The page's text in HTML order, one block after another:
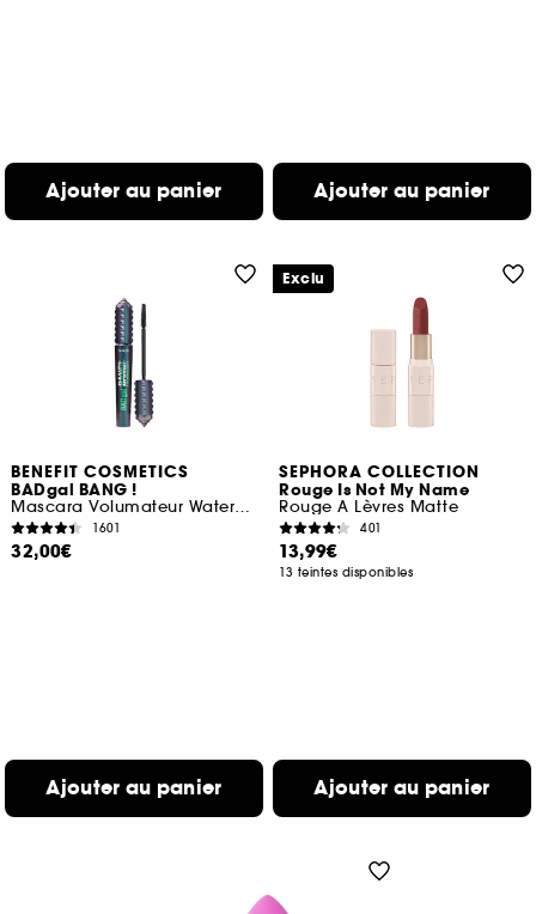
Ajouter au panier Ajouter au panier
BENEFIT COSMETICS
BADgal BANG !
Mascara Volumateur Waterproof
1601
32,00€
Ajouter au panier
SEPHORA COLLECTION
Rouge Is Not My Name
Rouge A Lèvres Matte
401
13,99€
13 teintes disponibles
Ajouter au panier
Exclu